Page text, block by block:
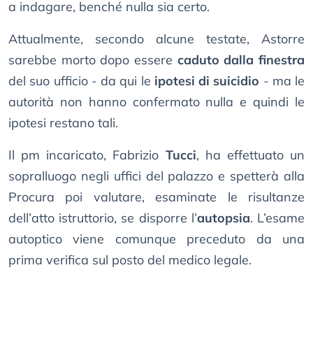
a indagare, benché nulla sia certo.
Attualmente, secondo alcune testate, Astorre
sarebbe morto dopo essere caduto dalla finestra
del suo ufficio - da qui le ipotesi di suicidio - ma le
autorità non hanno confermato nulla e quindi le
ipotesi restano tali.
Il pm incaricato, Fabrizio Tucci, ha effettuato un
sopralluogo negli uffici del palazzo e spetterà alla
Procura poi valutare, esaminate le risultanze
dell’atto istruttorio, se disporre l’autopsia. L’esame
autoptico viene comunque preceduto da una
prima verifica sul posto del medico legale.